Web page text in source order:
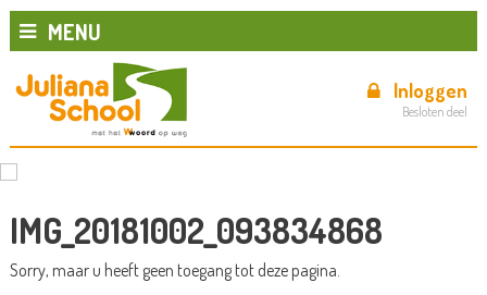
MENU
Inloggen
Besloten deel
IMG_20181002_093834868
Sorry, maar u heeft geen toegang tot deze pagina.